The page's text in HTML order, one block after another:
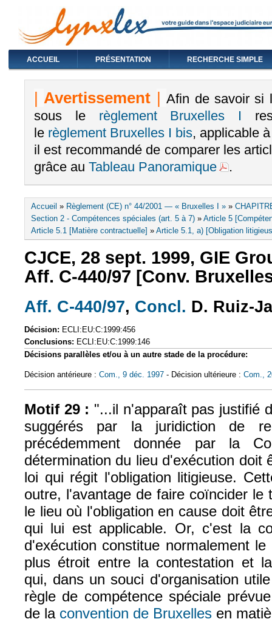
ACCUEIL PRÉSENTATION RECHERCHE SIMPLE
|Avertissement | Afin de savoir si
sous le règlement Bruxelles I
le règlement Bruxelles I bis, applicable
il est recommandé de comparer les
grâce au Tableau Panoramique .
Vous êtes ici
Accueil » Règlement (CE) n° 44/2001 — « Bruxelles I » »
Section 2 - Compétences spéciales (art. 5 à 7) » Article 5
Article 5.1 [Matière contractuelle] » Article 5.1, a) [Obligation
CJCE, 28 sept. 1999, GIE
Aff. C-440/97 [Conv.
Aff. C-440/97 (le lien est externe)
, Concl. (le lien est
D. Ruiz-
Décision: ECLI:EU:C:1999:456
Conclusions: ECLI:EU:C:1999:146
Décisions parallèles et/ou à un autre stade de la procédure:
Décision antérieure : Com., 9 déc. 1997 - Décision ultérieure : Com.,
Motif 29 : "...il n'apparaît pas justifié
suggérés par la juridiction de
précédemment donnée par la
détermination du lieu d'exécution doit
loi qui régit l'obligation litigieuse.
outre, l'avantage de faire coïncider le
le lieu où l'obligation en cause doit
qui lui est applicable. Or, c'est la
d'exécution constitue normalement
plus étroit entre la contestation et
qui, dans un souci d'organisation
règle de compétence spéciale
de la convention de Bruxelles (le lien est
en